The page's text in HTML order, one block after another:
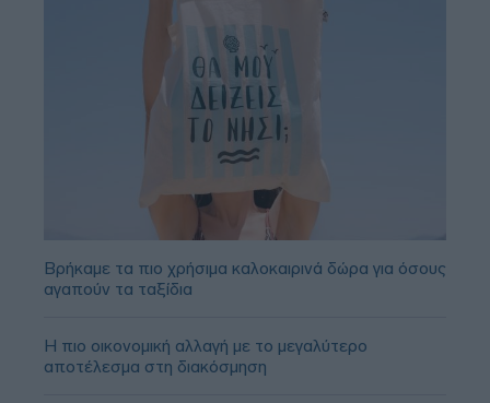
Βρήκαμε τα πιο χρήσιμα καλοκαιρινά δώρα για όσους
αγαπούν τα ταξίδια
Η πιο οικονομική αλλαγή με το μεγαλύτερο
αποτέλεσμα στη διακόσμηση